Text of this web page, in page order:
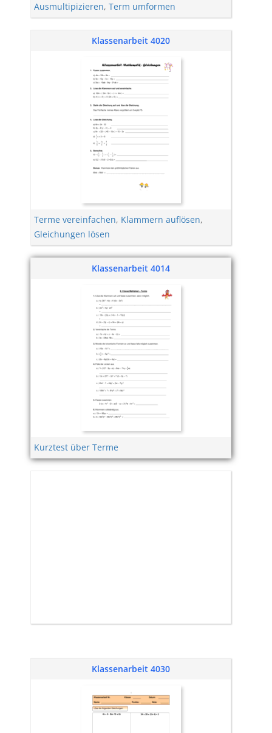
Ausmultipizieren, Term umformen
Klassenarbeit 4020
Terme vereinfachen, Klammern auflösen,
Gleichungen lösen
Klassenarbeit 4014
Kurztest über Terme
Klassenarbeit 4030